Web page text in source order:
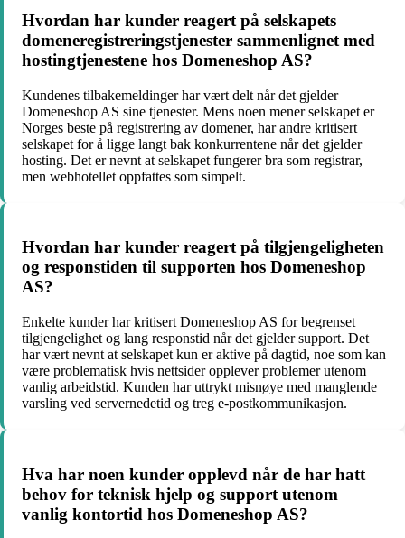
Hvordan har kunder reagert på selskapets
domeneregistreringstjenester sammenlignet med
hostingtjenestene hos Domeneshop AS?
Kundenes tilbakemeldinger har vært delt når det gjelder
Domeneshop AS sine tjenester. Mens noen mener selskapet er
Norges beste på registrering av domener, har andre kritisert
selskapet for å ligge langt bak konkurrentene når det gjelder
hosting. Det er nevnt at selskapet fungerer bra som registrar,
men webhotellet oppfattes som simpelt.
Hvordan har kunder reagert på tilgjengeligheten
og responstiden til supporten hos Domeneshop
AS?
Enkelte kunder har kritisert Domeneshop AS for begrenset
tilgjengelighet og lang responstid når det gjelder support. Det
har vært nevnt at selskapet kun er aktive på dagtid, noe som kan
være problematisk hvis nettsider opplever problemer utenom
vanlig arbeidstid. Kunden har uttrykt misnøye med manglende
varsling ved servernedetid og treg e-postkommunikasjon.
Hva har noen kunder opplevd når de har hatt
behov for teknisk hjelp og support utenom
vanlig kontortid hos Domeneshop AS?